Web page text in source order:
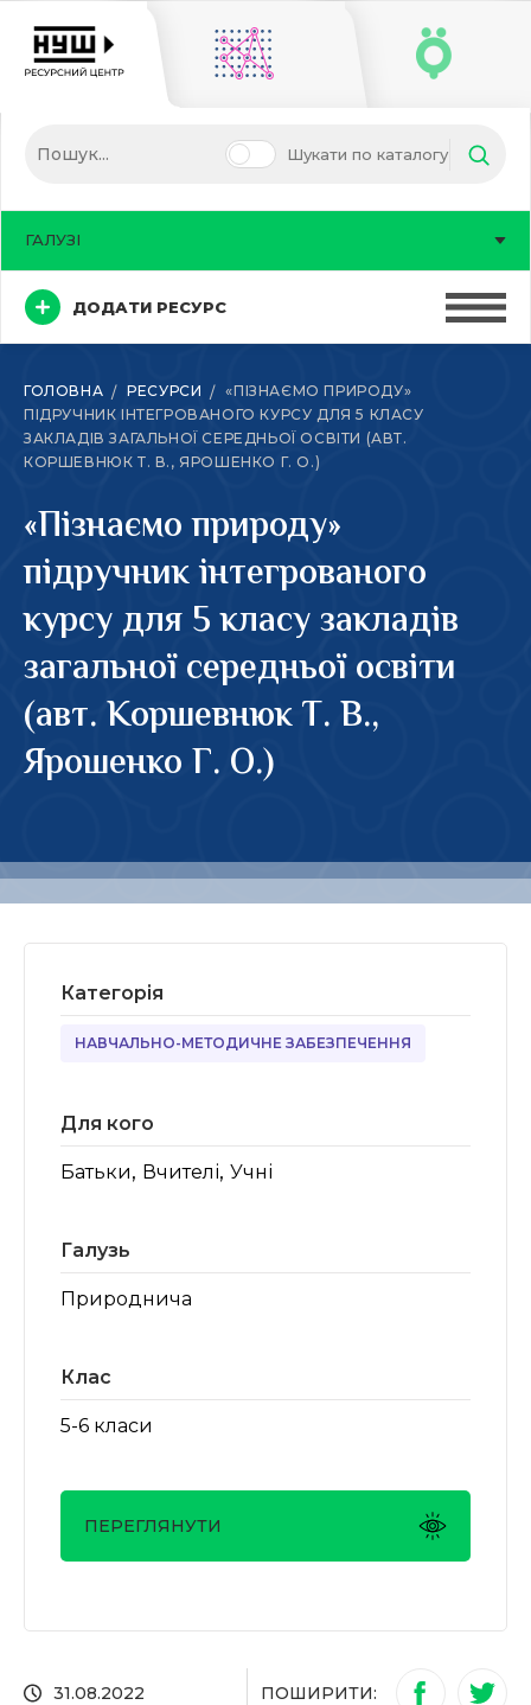
Шукати по каталогу
ДОДАТИ РЕСУРС
ГАЛУЗІ
ГОЛОВНА РЕСУРСИ
«ПІЗНАЄМО ПРИРОДУ»
ПІДРУЧНИК ІНТЕГРОВАНОГО КУРСУ ДЛЯ 5 КЛАСУ
ЗАКЛАДІВ ЗАГАЛЬНОЇ СЕРЕДНЬОЇ ОСВІТИ (АВТ.
КОРШЕВНЮК Т. В., ЯРОШЕНКО Г. О.)
«Пізнаємо природу»
підручник інтегрованого
курсу для 5 класу закладів
загальної середньої освіти
(авт. Коршевнюк Т. В.,
Ярошенко Г. О.)
31.08.2022 ПОШИРИТИ:
Категорія
НАВЧАЛЬНО-МЕТОДИЧНЕ ЗАБЕЗПЕЧЕННЯ
Для кого
Батьки, Вчителі, Учні
Галузь
Природнича
Клас
5-6 класи
ПЕРЕГЛЯНУТИ